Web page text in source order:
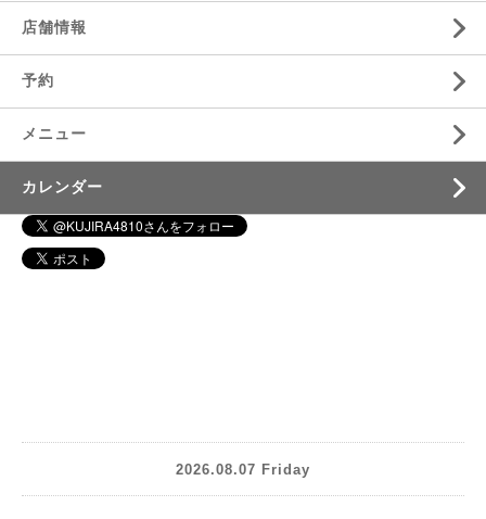
店舗情報
予約
メニュー
カレンダー
2026.08.07 Friday